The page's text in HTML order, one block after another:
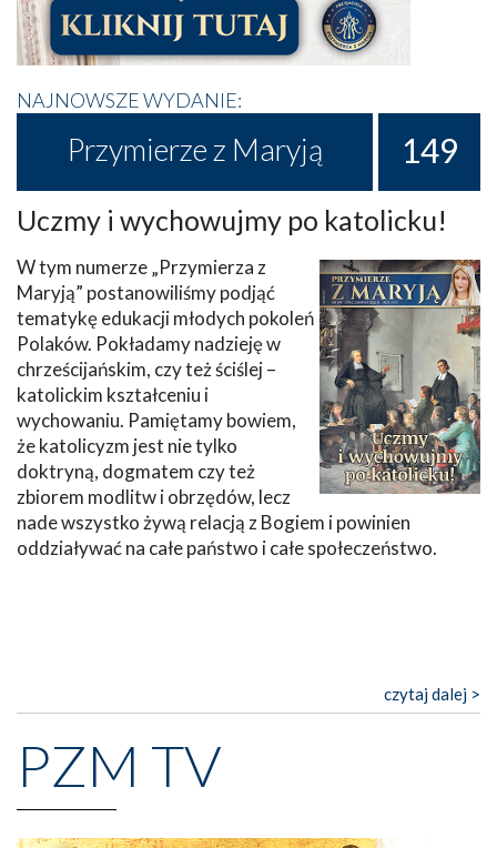
NAJNOWSZE WYDANIE:
Przymierze z Maryją 149
Uczmy i wychowujmy po katolicku!
W tym numerze „Przymierza z
Maryją” postanowiliśmy podjąć
tematykę edukacji młodych pokoleń
Polaków. Pokładamy nadzieję w
chrześcijańskim, czy też ściślej –
katolickim kształceniu i
wychowaniu. Pamiętamy bowiem,
że katolicyzm jest nie tylko
doktryną, dogmatem czy też
zbiorem modlitw i obrzędów, lecz
nade wszystko żywą relacją z Bogiem i powinien
oddziaływać na całe państwo i całe społeczeństwo.
czytaj dalej >
PZM TV